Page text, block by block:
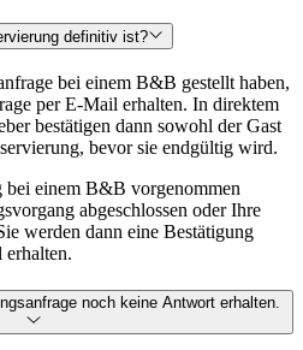
definitiv ist?
bei einem B&B gestellt haben,
per E-Mail erhalten. In direktem
bestätigen dann sowohl der Gast
bevor sie endgültig wird.
einem B&B vorgenommen
abgeschlossen oder Ihre
werden dann eine Bestätigung
noch keine Antwort erhalten.